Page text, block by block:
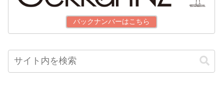
バックナンバーはこちら